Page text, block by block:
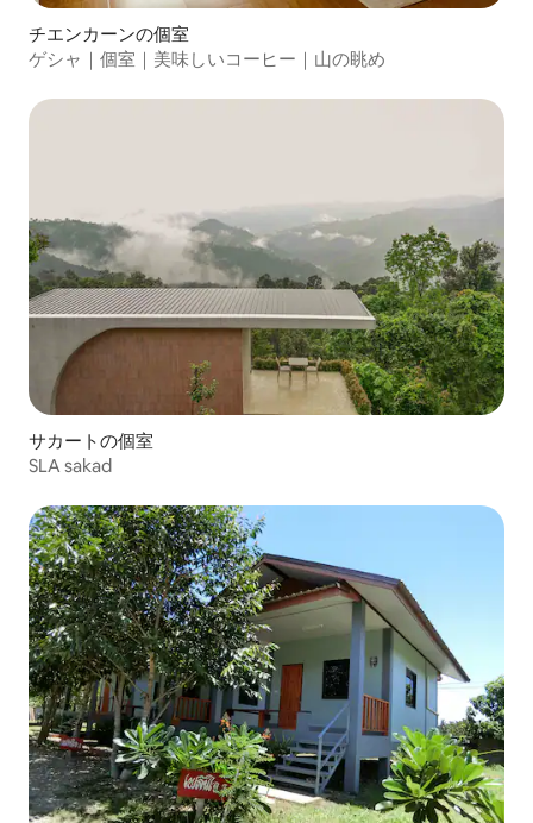
チエンカーンの個室
ゲシャ｜個室｜美味しいコーヒー｜山の眺め
サカートの個室
SLA sakad